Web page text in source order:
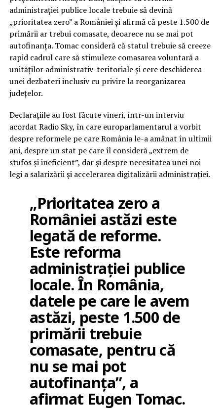
administrației publice locale trebuie să devină
„prioritatea zero” a României și afirmă că peste 1.500 de
primării ar trebui comasate, deoarece nu se mai pot
autofinanța. Tomac consideră că statul trebuie să creeze
rapid cadrul care să stimuleze comasarea voluntară a
unităților administrativ-teritoriale și cere deschiderea
unei dezbateri inclusiv cu privire la reorganizarea
județelor.
Declarațiile au fost făcute vineri, într-un interviu
acordat Radio Sky, în care europarlamentarul a vorbit
despre reformele pe care România le-a amânat în ultimii
ani, despre un stat pe care îl consideră „extrem de
stufos și ineficient”, dar și despre necesitatea unei noi
legi a salarizării și accelerarea digitalizării administrației.
„Prioritatea zero a
României astăzi este
legată de reforme.
Este reforma
administrației publice
locale. În România,
datele pe care le avem
astăzi, peste 1.500 de
primării trebuie
comasate, pentru că
nu se mai pot
autofinanța”, a
afirmat Eugen Tomac.